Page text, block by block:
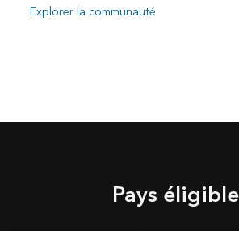
Explorer la communauté
Pays